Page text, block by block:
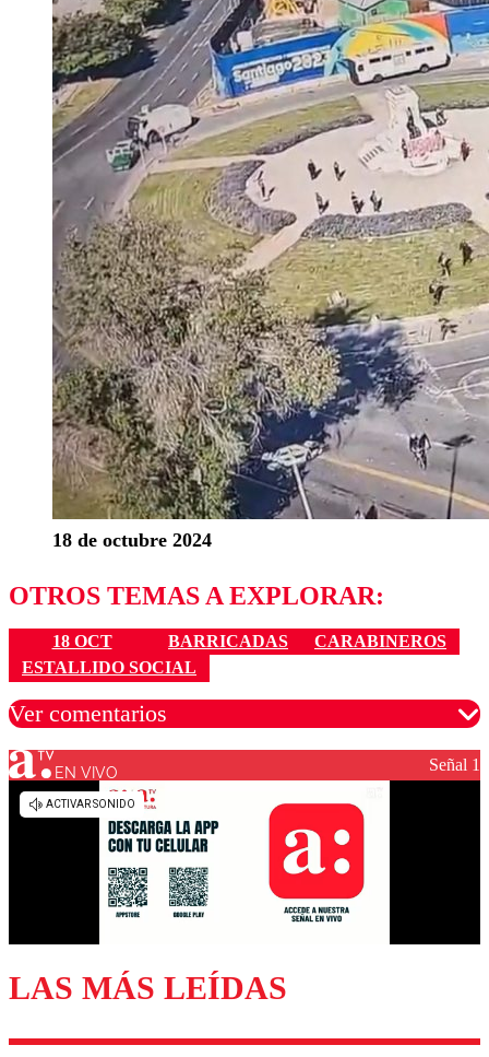
18 de octubre 2024
OTROS TEMAS A EXPLORAR:
18 OCT BARRICADAS
CARABINEROS
ESTALLIDO SOCIAL
Ver comentarios
Los comentarios son moderados para garantizar un
diálogo respetuoso.
Enviar comentario
EN VIVO Señal 1
LAS MÁS LEÍDAS